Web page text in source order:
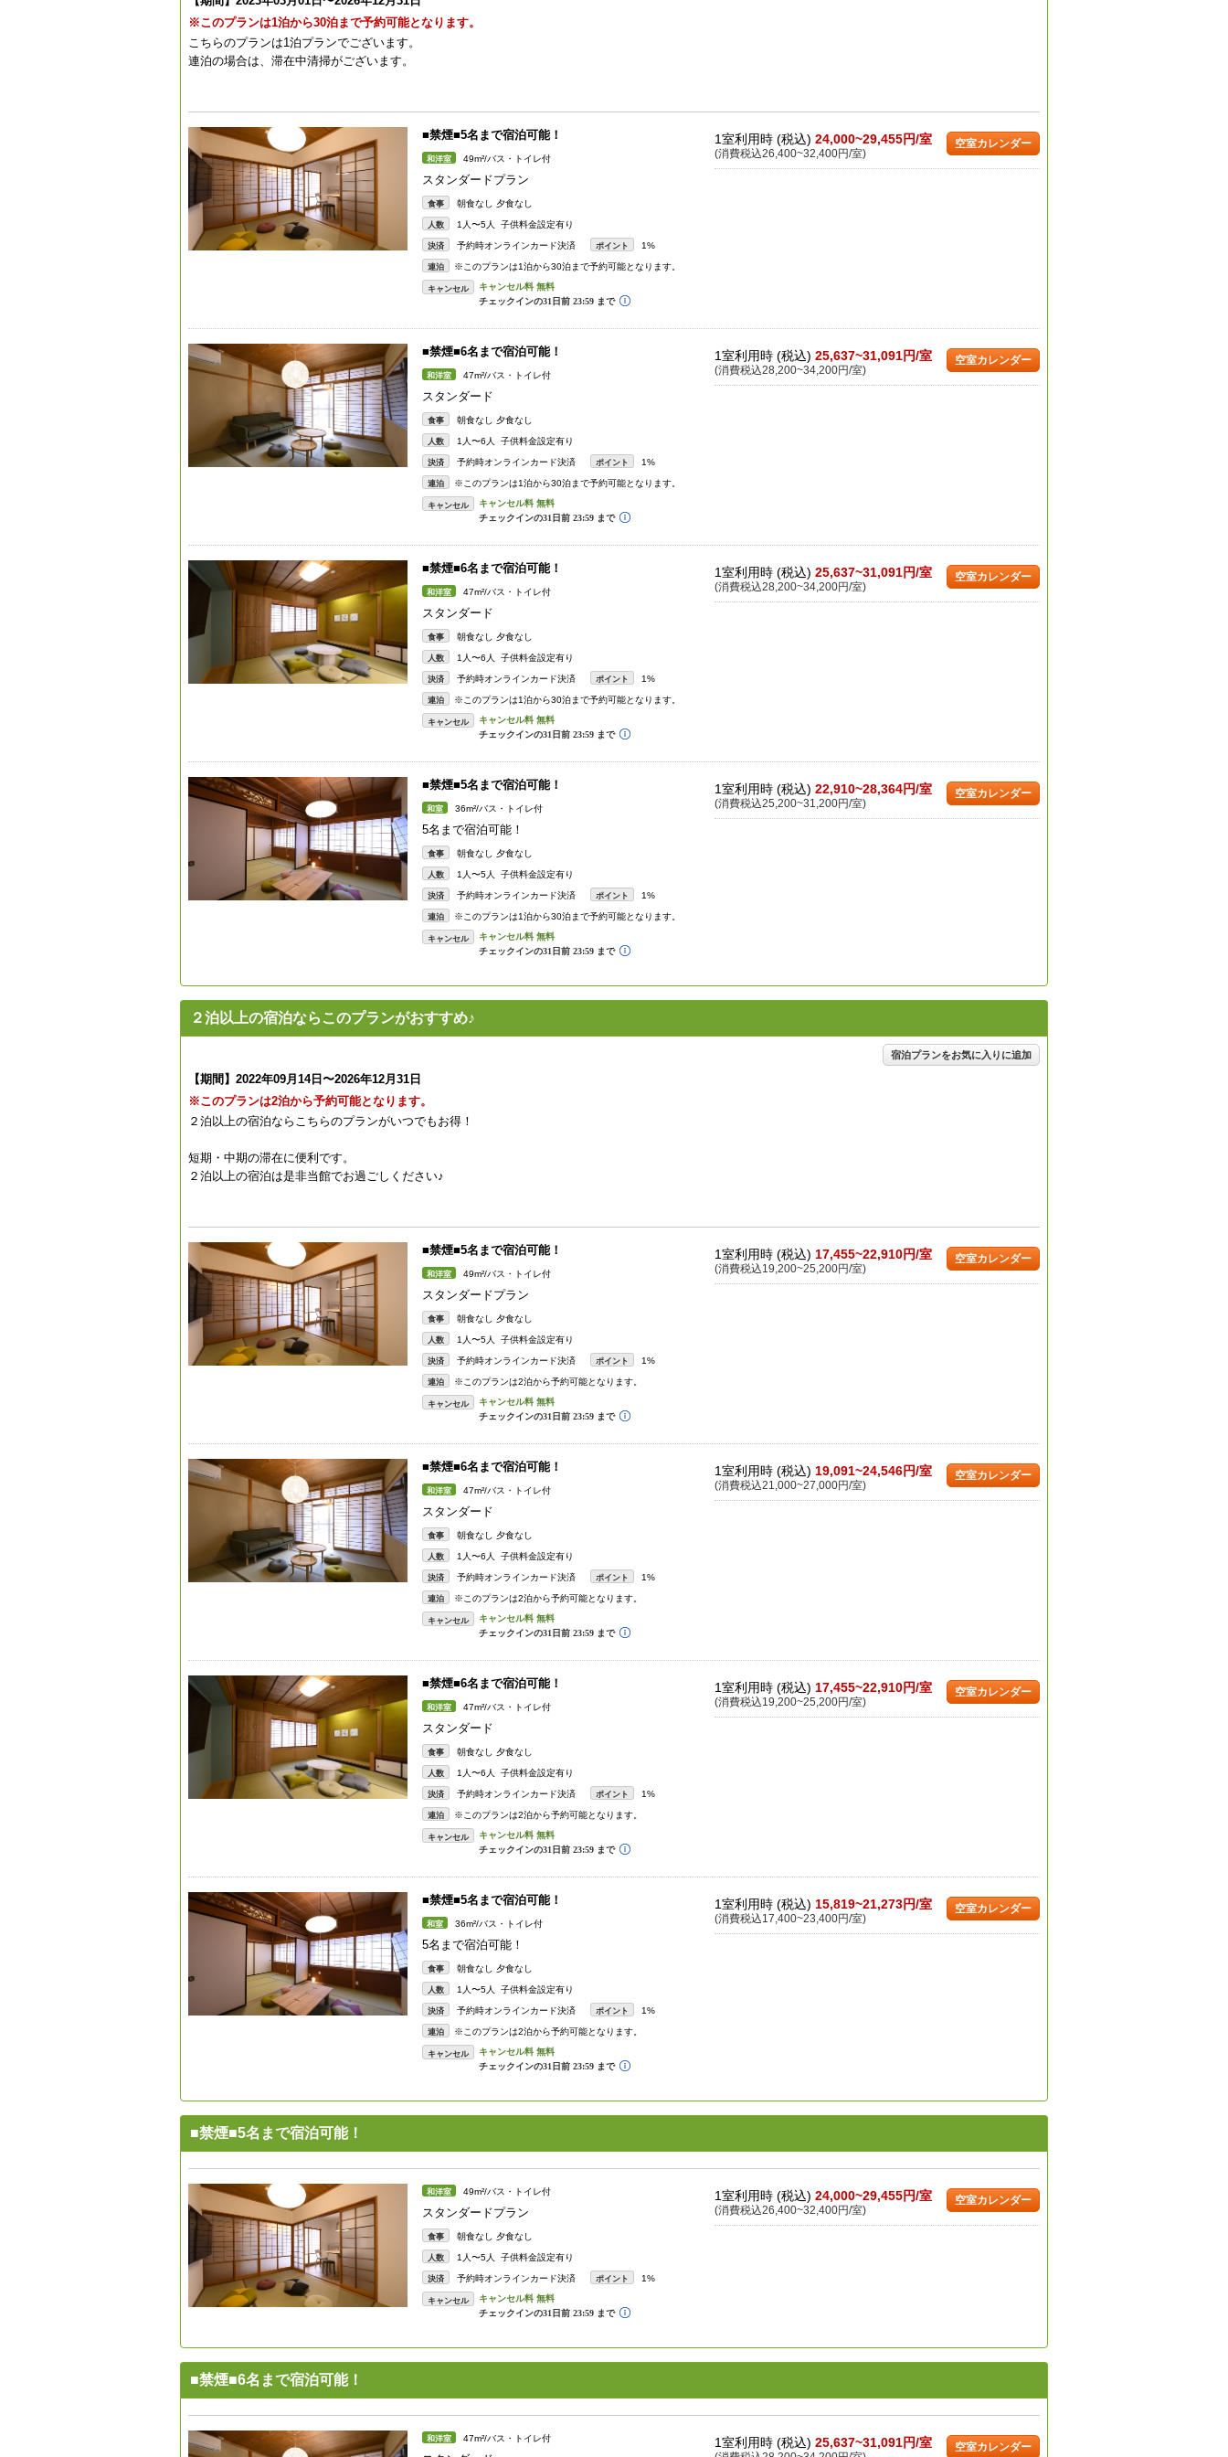
※このプランは1泊から30泊まで予約可能となります。
こちらのプランは1泊プランでございます。
連泊の場合は、滞在中清掃がございます。
■禁煙■5名まで宿泊可能！
和洋室 49m²/バス・トイレ付
スタンダードプラン
食事 朝食なし 夕食なし
人数 1人〜5人 子供料金設定有り
決済 予約時オンラインカード決済 ポイント 1%
連泊 ※このプランは1泊から30泊まで予約可能となります。
キャンセル
1室利用時 (税込) 24,000~29,455円/室
(消費税込26,400~32,400円/室)
空室カレンダー
■禁煙■6名まで宿泊可能！
和洋室 47m²/バス・トイレ付
スタンダード
食事 朝食なし 夕食なし
人数 1人〜6人 子供料金設定有り
決済 予約時オンラインカード決済 ポイント 1%
連泊 ※このプランは1泊から30泊まで予約可能となります。
キャンセル
1室利用時 (税込) 25,637~31,091円/室
(消費税込28,200~34,200円/室)
空室カレンダー
■禁煙■6名まで宿泊可能！
和洋室 47m²/バス・トイレ付
スタンダード
食事 朝食なし 夕食なし
人数 1人〜6人 子供料金設定有り
決済 予約時オンラインカード決済 ポイント 1%
連泊 ※このプランは1泊から30泊まで予約可能となります。
キャンセル
1室利用時 (税込) 25,637~31,091円/室
(消費税込28,200~34,200円/室)
空室カレンダー
■禁煙■5名まで宿泊可能！
和室 36m²/バス・トイレ付
5名まで宿泊可能！
食事 朝食なし 夕食なし
人数 1人〜5人 子供料金設定有り
決済 予約時オンラインカード決済 ポイント 1%
連泊 ※このプランは1泊から30泊まで予約可能となります。
キャンセル
1室利用時 (税込) 22,910~28,364円/室
(消費税込25,200~31,200円/室)
空室カレンダー
２泊以上の宿泊ならこのプランがおすすめ♪
宿泊プランをお気に入りに追加
【期間】2022年09月14日〜2026年12月31日
※このプランは2泊から予約可能となります。
２泊以上の宿泊ならこちらのプランがいつでもお得！
短期・中期の滞在に便利です。
２泊以上の宿泊は是非当館でお過ごしください♪
■禁煙■5名まで宿泊可能！
和洋室 49m²/バス・トイレ付
スタンダードプラン
食事 朝食なし 夕食なし
人数 1人〜5人 子供料金設定有り
決済 予約時オンラインカード決済 ポイント 1%
連泊 ※このプランは2泊から予約可能となります。
キャンセル
1室利用時 (税込) 17,455~22,910円/室
(消費税込19,200~25,200円/室)
空室カレンダー
■禁煙■6名まで宿泊可能！
和洋室 47m²/バス・トイレ付
スタンダード
食事 朝食なし 夕食なし
人数 1人〜6人 子供料金設定有り
決済 予約時オンラインカード決済 ポイント 1%
連泊 ※このプランは2泊から予約可能となります。
キャンセル
1室利用時 (税込) 19,091~24,546円/室
(消費税込21,000~27,000円/室)
空室カレンダー
■禁煙■6名まで宿泊可能！
和洋室 47m²/バス・トイレ付
スタンダード
食事 朝食なし 夕食なし
人数 1人〜6人 子供料金設定有り
決済 予約時オンラインカード決済 ポイント 1%
連泊 ※このプランは2泊から予約可能となります。
キャンセル
1室利用時 (税込) 17,455~22,910円/室
(消費税込19,200~25,200円/室)
空室カレンダー
■禁煙■5名まで宿泊可能！
和室 36m²/バス・トイレ付
5名まで宿泊可能！
食事 朝食なし 夕食なし
人数 1人〜5人 子供料金設定有り
決済 予約時オンラインカード決済 ポイント 1%
連泊 ※このプランは2泊から予約可能となります。
キャンセル
1室利用時 (税込) 15,819~21,273円/室
(消費税込17,400~23,400円/室)
空室カレンダー
■禁煙■5名まで宿泊可能！
和洋室 49m²/バス・トイレ付
スタンダードプラン
食事 朝食なし 夕食なし
人数 1人〜5人 子供料金設定有り
決済 予約時オンラインカード決済 ポイント 1%
キャンセル
1室利用時 (税込) 24,000~29,455円/室
(消費税込26,400~32,400円/室)
空室カレンダー
■禁煙■6名まで宿泊可能！
和洋室 47m²/バス・トイレ付 1室利用時 (税込) 25,637~31,091円/室 空室カレンダー